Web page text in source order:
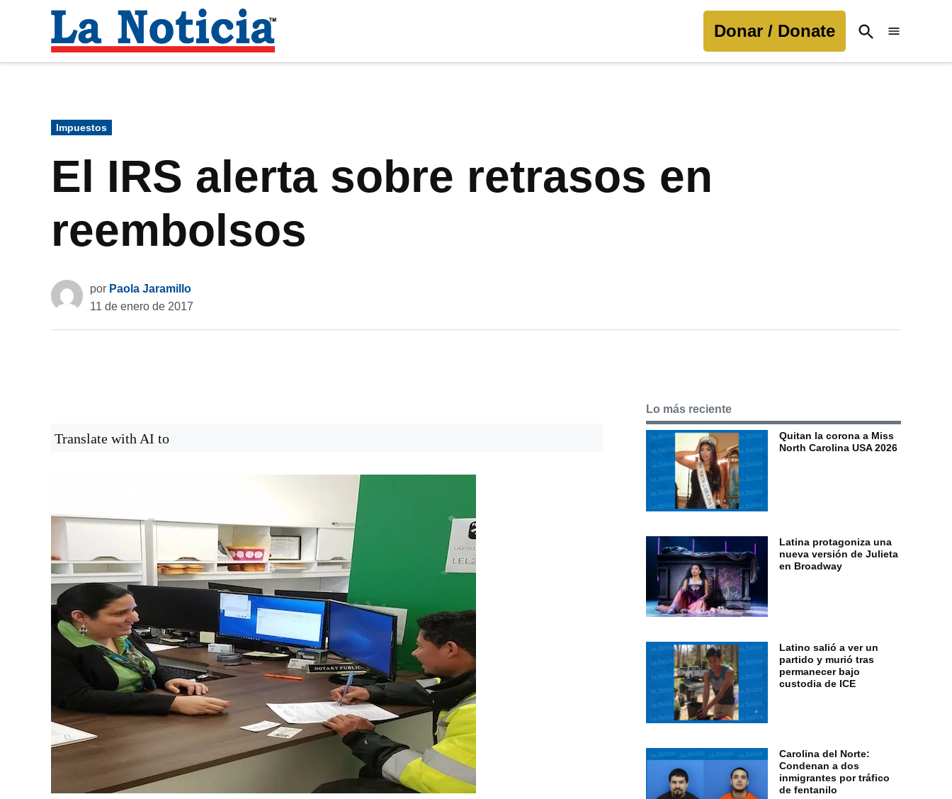
contenido
Noticia
Donar / Donate
Open
Search
Publicado
en
Impuestos
El IRS alerta sobre retrasos en
reembolsos
por Paola Jaramillo
11 de enero de 2017
Translate with AI to
Lo más reciente
Quitan la corona a Miss
North Carolina USA 2026
Latina protagoniza una
nueva versión de Julieta
en Broadway
Latino salió a ver un
partido y murió tras
permanecer bajo
custodia de ICE
Carolina del Norte:
Condenan a dos
inmigrantes por tráfico
de fentanilo